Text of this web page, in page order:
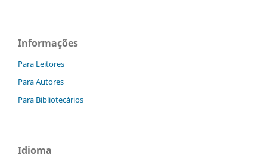
Informações
Para Leitores
Para Autores
Para Bibliotecários
Idioma